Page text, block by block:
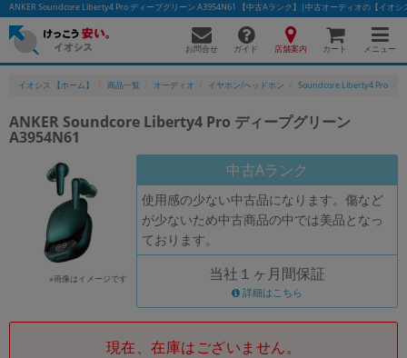
ANKER Soundcore Liberty4 Pro ディープグリーン A3954N61 【中古Aランク】|中古オーディオの【イオシ
お問合せ ガイド 店舗案内 カート メニュー
イオシス 【ホーム】 商品一覧 オーディオ イヤホン/ヘッドホン Soundcore Liberty4 Pro
ANKER Soundcore Liberty4 Pro ディープグリーン
A3954N61
※画像はイメージです
中古Aランク
使用感の少ない中古品になります。傷など
が少ないため中古商品の中では美品となっ
ております。
当社１ヶ月間保証
詳細はこちら
現在、在庫はございません。
フリーワード
除外ワード
人気の検索ワード： Let's note
「スマートフォン」「タブレット」など